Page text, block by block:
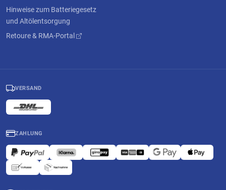
Hinweise zum Batteriegesetz
und Altölentsorgung
Retoure & RMA-Portal
VERSAND
ZAHLUNG